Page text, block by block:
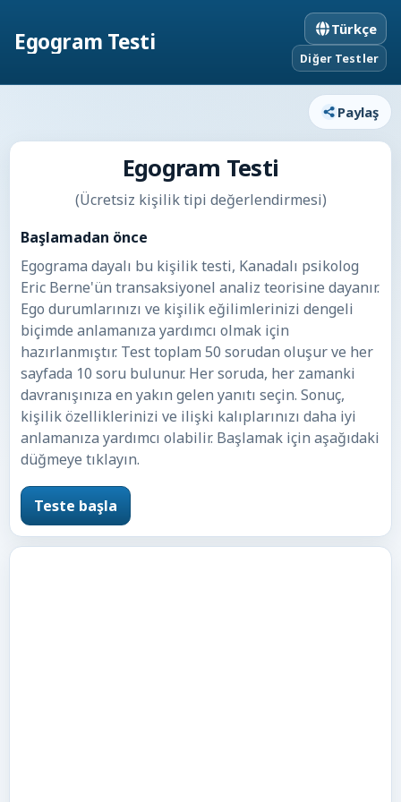
Egogram Testi Türkçe
Diğer Testler
Paylaş
Egogram Testi
(Ücretsiz kişilik tipi değerlendirmesi)
Başlamadan önce
Egograma dayalı bu kişilik testi, Kanadalı psikolog
Eric Berne'ün transaksiyonel analiz teorisine dayanır.
Ego durumlarınızı ve kişilik eğilimlerinizi dengeli
biçimde anlamanıza yardımcı olmak için
hazırlanmıştır. Test toplam 50 sorudan oluşur ve her
sayfada 10 soru bulunur. Her soruda, her zamanki
davranışınıza en yakın gelen yanıtı seçin. Sonuç,
kişilik özelliklerinizi ve ilişki kalıplarınızı daha iyi
anlamanıza yardımcı olabilir. Başlamak için aşağıdaki
düğmeye tıklayın.
Teste başla